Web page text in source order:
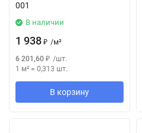
001
В наличии
1 938 ₽ /м²
6 201,60 ₽ /шт.
1 м² = 0,313 шт.
В корзину